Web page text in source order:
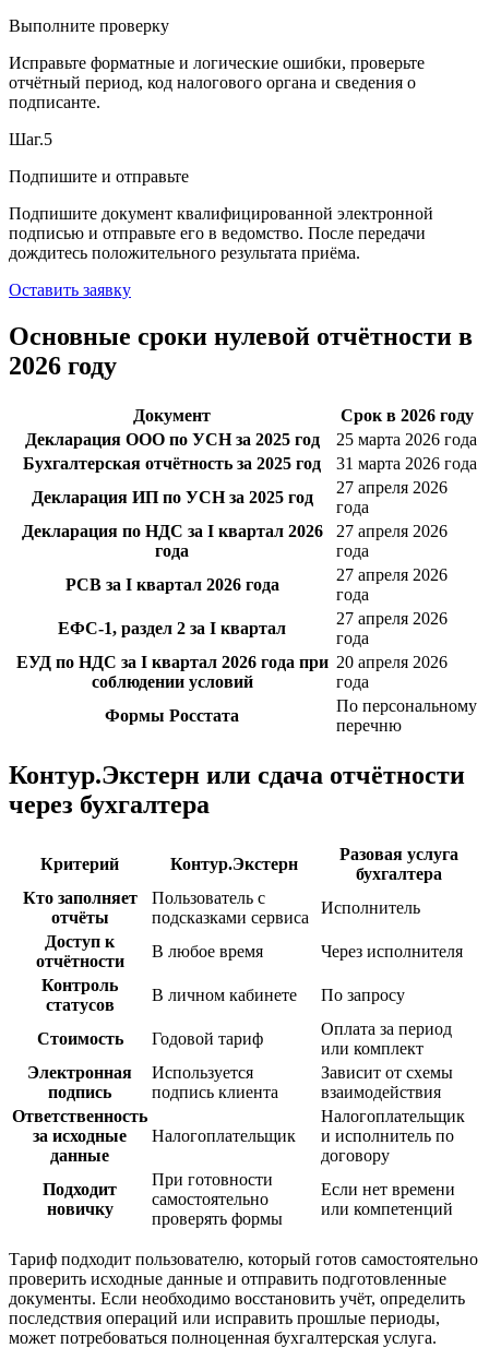
Выполните проверку
Исправьте форматные и логические ошибки, проверьте
отчётный период, код налогового органа и сведения о
подписанте.
Шаг.5
Подпишите и отправьте
Подпишите документ квалифицированной электронной
подписью и отправьте его в ведомство. После передачи
дождитесь положительного результата приёма.
Оставить заявку
Основные сроки нулевой отчётности в
2026 году
Документ
Срок в 2026 году
Декларация ООО по УСН за 2025 год
25 марта 2026 года
Бухгалтерская отчётность за 2025 год
31 марта 2026 года
Декларация ИП по УСН за 2025 год
27 апреля 2026
года
Декларация по НДС за I квартал 2026
года
27 апреля 2026
года
РСВ за I квартал 2026 года
27 апреля 2026
года
ЕФС-1, раздел 2 за I квартал
27 апреля 2026
года
ЕУД по НДС за I квартал 2026 года при
соблюдении условий
20 апреля 2026
года
Формы Росстата
По персональному
перечню
Контур.Экстерн или сдача отчётности
через бухгалтера
Критерий Контур.Экстерн
Разовая услуга
бухгалтера
Кто заполняет
отчёты
Пользователь с
подсказками сервиса
Исполнитель
Доступ к
отчётности
В любое время
Через исполнителя
Контроль
статусов
В личном кабинете По запросу
Стоимость Годовой тариф
Оплата за период
или комплект
Электронная
подпись
Используется
подпись клиента
Зависит от схемы
взаимодействия
Ответственность
за исходные
данные
Налогоплательщик
Налогоплательщик
и исполнитель по
договору
Подходит
новичку
При готовности
самостоятельно
проверять формы
Если нет времени
или компетенций
Тариф подходит пользователю, который готов самостоятельно
проверить исходные данные и отправить подготовленные
документы. Если необходимо восстановить учёт, определить
последствия операций или исправить прошлые периоды,
может потребоваться полноценная бухгалтерская услуга.